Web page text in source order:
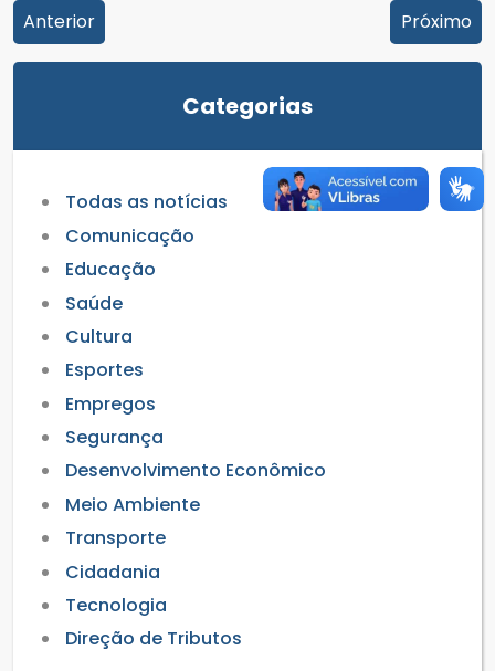
Anterior Próximo
Categorias
Todas as notícias
Comunicação
Educação
Saúde
Cultura
Esportes
Empregos
Segurança
Desenvolvimento Econômico
Meio Ambiente
Transporte
Cidadania
Tecnologia
Direção de Tributos